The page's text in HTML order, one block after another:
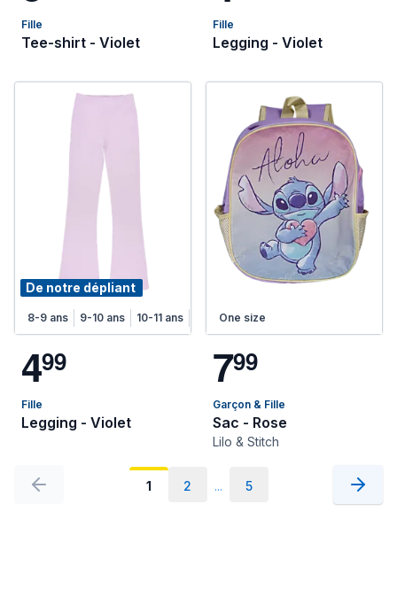
Fille
Tee-shirt - Violet
Fille
Legging - Violet
De notre dépliant
8-9 ans 9-10 ans 10-11 ans 11-12 ans 12-13 ans
499
Fille
Legging - Violet
One size
799
Garçon & Fille
Sac - Rose
Lilo & Stitch
1 2 ... 5